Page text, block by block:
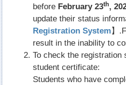
before February 23th,
update their status
Registration System 】
result in the inability to
To check the registration
student certificate:
Students who have